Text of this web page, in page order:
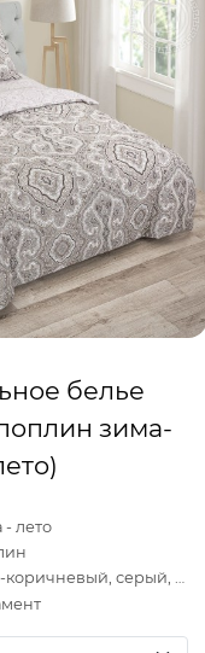
белье
зима-
- лето
серо-коричневый, серый, коричневый